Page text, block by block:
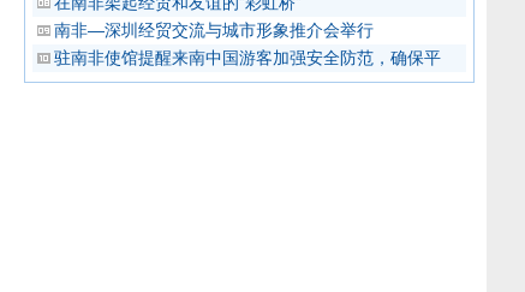
南非—深圳经贸交流与城市形象推介会举行
驻南非使馆提醒来南中国游客加强安全防范，确保平